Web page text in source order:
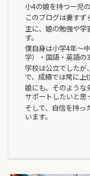
小4の娘を持つ一児
このブログは妻すず
主に、娘の勉強や学
す。
僕自身は小学4年～
学）・国語・英語の
学校は公立でした
で、成績では常に上
娘にも、そのような
サポートしたいと思
そして、自信を持っ
います。